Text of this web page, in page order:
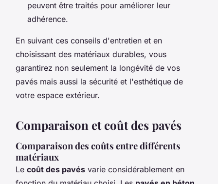
peuvent être traités pour améliorer leur
adhérence.
En suivant ces conseils d'entretien et en
choisissant des matériaux durables, vous
garantirez non seulement la longévité de vos
pavés mais aussi la sécurité et l'esthétique de
votre espace extérieur.
Comparaison et coût des pavés
Comparaison des coûts entre différents
matériaux
Le coût des pavés varie considérablement en